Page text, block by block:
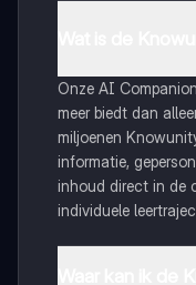
Onze AI
meer biedt dan
miljoenen
informatie,
inhoud direct in de
individuele